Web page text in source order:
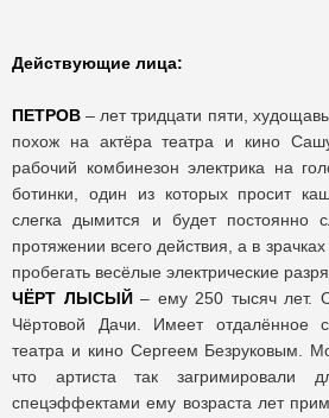
Действующие лица:
ПЕТРОВ – лет тридцати пяти,
похож на актёра театра и кино
рабочий комбинезон электрика на
ботинки, один из которых просит
слегка дымится и будет постоянно
протяжении всего действия, а в
пробегать весёлые электрические
ЧЁРТ ЛЫСЫЙ– ему 250 тысяч лет.
Чёртовой Дачи. Имеет отдалённое
театра и кино Сергеем Безруковым.
что артиста так загримировали
спецэффектами ему возраста лет